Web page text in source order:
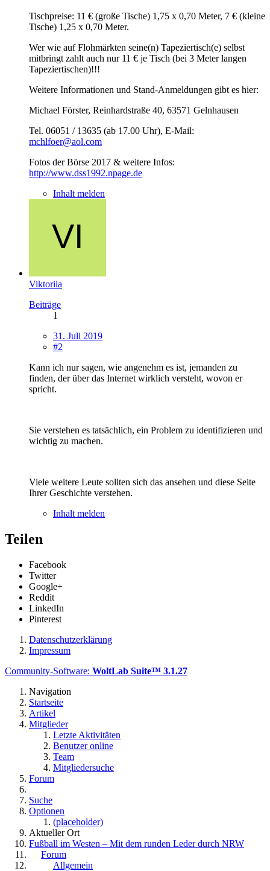
Tischpreise: 11 € (große Tische) 1,75 x 0,70 Meter, 7 € (kleine
Tische) 1,25 x 0,70 Meter.
Wer wie auf Flohmärkten seine(n) Tapeziertisch(e) selbst
mitbringt zahlt auch nur 11 € je Tisch (bei 3 Meter langen
Tapeziertischen)!!!
Weitere Informationen und Stand-Anmeldungen gibt es hier:
Michael Förster, Reinhardstraße 40, 63571 Gelnhausen
Tel. 06051 / 13635 (ab 17.00 Uhr), E-Mail:
mchlfoer@aol.com
Fotos der Börse 2017 & weitere Infos:
http://www.dss1992.npage.de
Inhalt melden
Viktoriia
Beiträge
1
31. Juli 2019
#2
Kann ich nur sagen, wie angenehm es ist, jemanden zu
finden, der über das Internet wirklich versteht, wovon er
spricht.
Sie verstehen es tatsächlich, ein Problem zu identifizieren und
wichtig zu machen.
Viele weitere Leute sollten sich das ansehen und diese Seite
Ihrer Geschichte verstehen.
Inhalt melden
Teilen
Facebook
Twitter
Google+
Reddit
LinkedIn
Pinterest
Datenschutzerklärung
Impressum
Community-Software: WoltLab Suite™ 3.1.27
Navigation
Startseite
Artikel
Mitglieder
Letzte Aktivitäten
Benutzer online
Team
Mitgliedersuche
Forum
Suche
Optionen
(placeholder)
Aktueller Ort
Fußball im Westen – Mit dem runden Leder durch NRW
Forum
Allgemein